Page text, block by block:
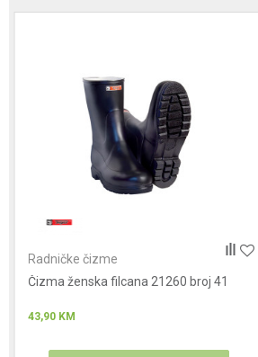
Anti-spam zaštita - izračunajte koliko je 4 + 1 :
Radničke čizme
Čizma ženska filcana 21260 broj 41
43,90 KM